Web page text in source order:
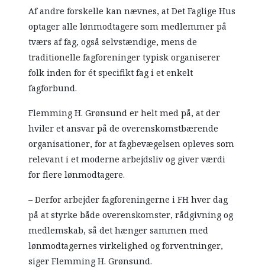
Af andre forskelle kan nævnes, at Det Faglige Hus
optager alle lønmodtagere som medlemmer på
tværs af fag, også selvstændige, mens de
traditionelle fagforeninger typisk organiserer
folk inden for ét specifikt fag i et enkelt
fagforbund.
Flemming H. Grønsund er helt med på, at der
hviler et ansvar på de overenskomstbærende
organisationer, for at fagbevægelsen opleves som
relevant i et moderne arbejdsliv og giver værdi
for flere lønmodtagere.
– Derfor arbejder fagforeningerne i FH hver dag
på at styrke både overenskomster, rådgivning og
medlemskab, så det hænger sammen med
lønmodtagernes virkelighed og forventninger,
siger Flemming H. Grønsund.